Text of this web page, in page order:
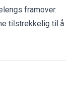
framover.
tilstrekkelig til å